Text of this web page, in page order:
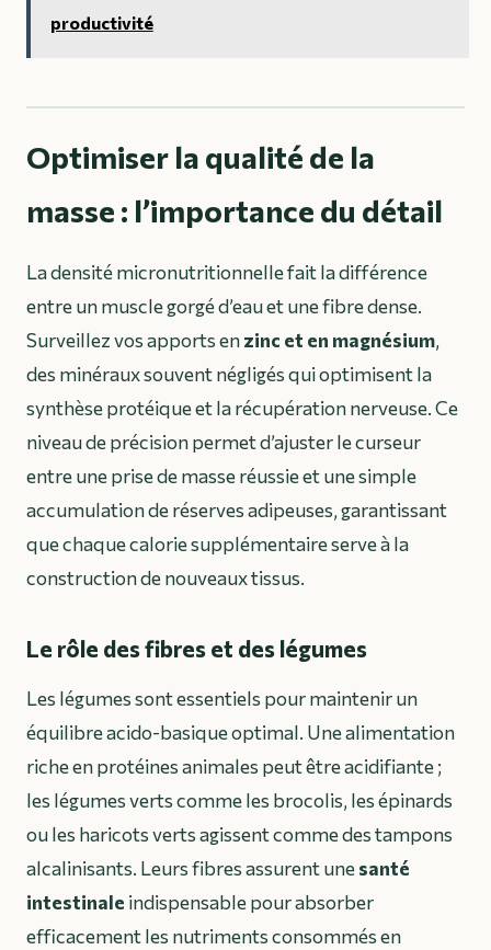
productivité
Optimiser la qualité de la
masse : l’importance du détail
La densité micronutritionnelle fait la différence
entre un muscle gorgé d’eau et une fibre dense.
Surveillez vos apports enzinc et en magnésium,
des minéraux souvent négligés qui optimisent la
synthèse protéique et la récupération nerveuse. Ce
niveau de précision permet d’ajuster le curseur
entre une prise de masse réussie et une simple
accumulation de réserves adipeuses, garantissant
que chaque calorie supplémentaire serve à la
construction de nouveaux tissus.
Le rôle des fibres et des légumes
Les légumes sont essentiels pour maintenir un
équilibre acido-basique optimal. Une alimentation
riche en protéines animales peut être acidifiante ;
les légumes verts comme les brocolis, les épinards
ou les haricots verts agissent comme des tampons
alcalinisants. Leurs fibres assurent unesanté
intestinale indispensable pour absorber
efficacement les nutriments consommés en